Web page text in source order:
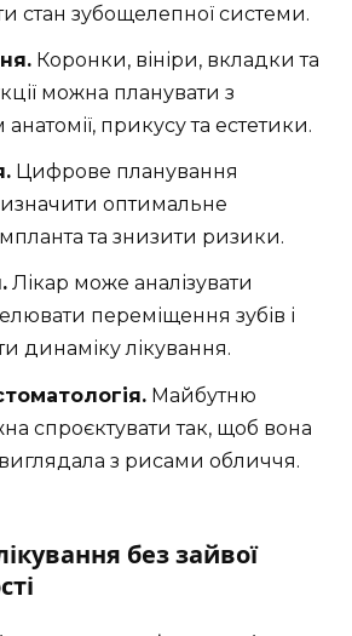
стан зубощелепної системи.
Коронки, вініри, вкладки та
можна планувати з
прикусу та естетики.
Цифрове планування
оптимальне
та знизити ризики.
Лікар може аналізувати
переміщення зубів і
динаміку лікування.
Майбутню
спроєктувати так, щоб вона
з рисами обличчя.
без зайвої